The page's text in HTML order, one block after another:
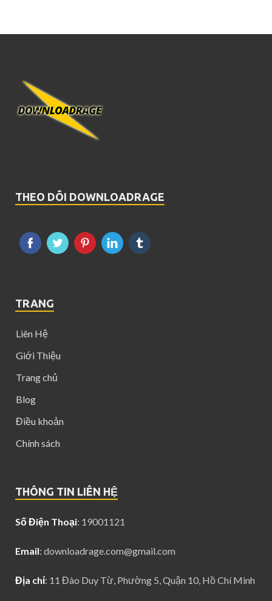
THEO DÕI DOWNLOADRAGE
TRANG
Liên Hệ
Giới Thiệu
Trang chủ
Blog
Điều khoản
Chính sách
THÔNG TIN LIÊN HỆ
Số Điện Thoại: 19001121
Email: downloadrage.com@gmail.com
Địa chỉ: 11 Đào Duy Từ, Phường 5, Quận 10, Hồ Chí Minh